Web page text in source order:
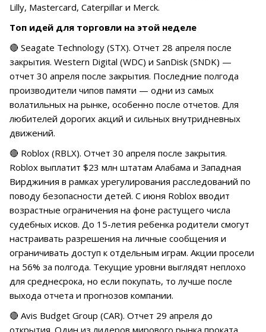
Lilly, Mastercard, Caterpillar и Merck.
Топ идей для торговли на этой неделе
🔴 Seagate Technology (STX). Отчет 28 апреля после
закрытия. Western Digital (WDC) и SanDisk (SNDK) —
отчет 30 апреля после закрытия. Последние полгода
производители чипов памяти — одни из самых
волатильных на рынке, особенно после отчетов. Для
любителей дорогих акций и сильных внутридневных
движений.
🔴 Roblox (RBLX). Отчет 30 апреля после закрытия.
Roblox выплатит $23 млн штатам Алабама и Западная
Вирджиния в рамках урегулирования расследований по
поводу безопасности детей. С июня Roblox вводит
возрастные ограничения на фоне растущего числа
судебных исков. До 15-летия ребенка родители смогут
настраивать разрешения на личные сообщения и
ограничивать доступ к отдельным играм. Акции просели
на 56% за полгода. Текущие уровни выглядят неплохо
для среднесрока, но если покупать, то лучше после
выхода отчета и прогнозов компании.
🔴 Avis Budget Group (CAR). Отчет 29 апреля до
открытия. Один из лидеров мирового рынка проката